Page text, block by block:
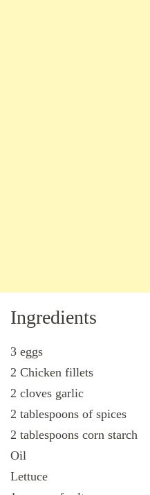
Ingredients
3 eggs
2 Chicken fillets
2 cloves garlic
2 tablespoons of spices
2 tablespoons corn starch
Oil
Lettuce